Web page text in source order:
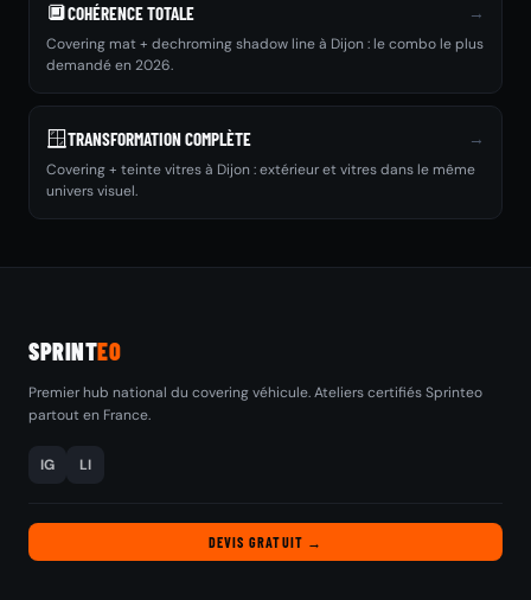
🔲COHÉRENCE TOTALE →
Covering mat + dechroming shadow line à Dijon : le combo le plus
demandé en 2026.
🪟TRANSFORMATION COMPLÈTE →
Covering + teinte vitres à Dijon : extérieur et vitres dans le même
univers visuel.
SPRINTEO
Premier hub national du covering véhicule. Ateliers certifiés Sprinteo
partout en France.
IG LI
DEVIS GRATUIT →